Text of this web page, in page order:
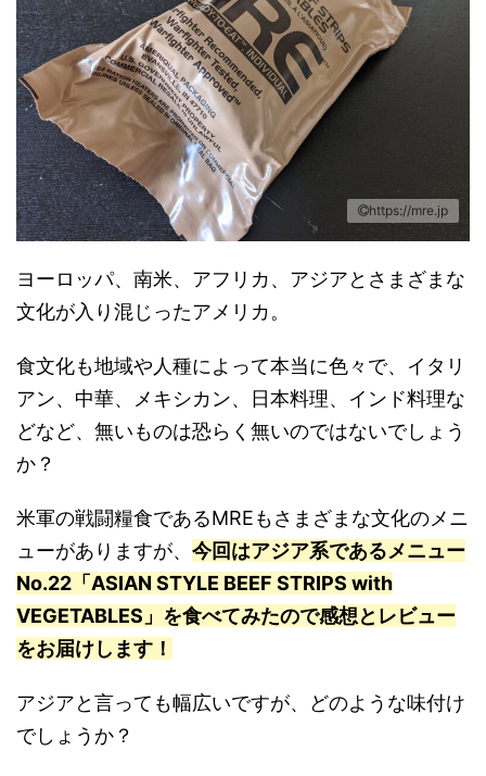
https://mre.jp
ヨーロッパ、南米、アフリカ、アジアとさまざまな
文化が入り混じったアメリカ。
食文化も地域や人種によって本当に色々で、イタリ
アン、中華、メキシカン、日本料理、インド料理な
どなど、無いものは恐らく無いのではないでしょう
か？
米軍の戦闘糧食であるMREもさまざまな文化のメニ
ューがありますが、 今回はアジア系であるメニュー
No.22「ASIAN STYLE BEEF STRIPS with
VEGETABLES」を食べてみたので感想とレビュー
をお届けします！
アジアと言っても幅広いですが、どのような味付け
でしょうか？